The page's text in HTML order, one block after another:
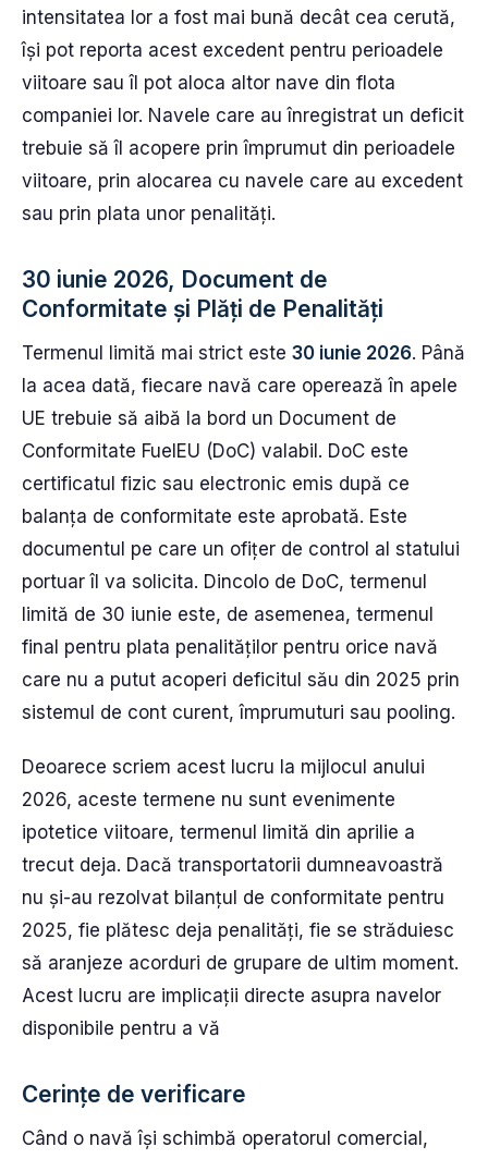
intensitatea lor a fost mai bună decât cea cerută,
își pot reporta acest excedent pentru perioadele
viitoare sau îl pot aloca altor nave din flota
companiei lor. Navele care au înregistrat un deficit
trebuie să îl acopere prin împrumut din perioadele
viitoare, prin alocarea cu navele care au excedent
sau prin plata unor penalități.
30 iunie 2026, Document de
Conformitate și Plăți de Penalități
Termenul limită mai strict este 30 iunie 2026. Până
la acea dată, fiecare navă care operează în apele
UE trebuie să aibă la bord un Document de
Conformitate FuelEU (DoC) valabil. DoC este
certificatul fizic sau electronic emis după ce
balanța de conformitate este aprobată. Este
documentul pe care un ofițer de control al statului
portuar îl va solicita. Dincolo de DoC, termenul
limită de 30 iunie este, de asemenea, termenul
final pentru plata penalităților pentru orice navă
care nu a putut acoperi deficitul său din 2025 prin
sistemul de cont curent, împrumuturi sau pooling.
Deoarece scriem acest lucru la mijlocul anului
2026, aceste termene nu sunt evenimente
ipotetice viitoare, termenul limită din aprilie a
trecut deja. Dacă transportatorii dumneavoastră
nu și-au rezolvat bilanțul de conformitate pentru
2025, fie plătesc deja penalități, fie se străduiesc
să aranjeze acorduri de grupare de ultim moment.
Acest lucru are implicații directe asupra navelor
disponibile pentru a vă
Cerințe de verificare
Când o navă își schimbă operatorul comercial,